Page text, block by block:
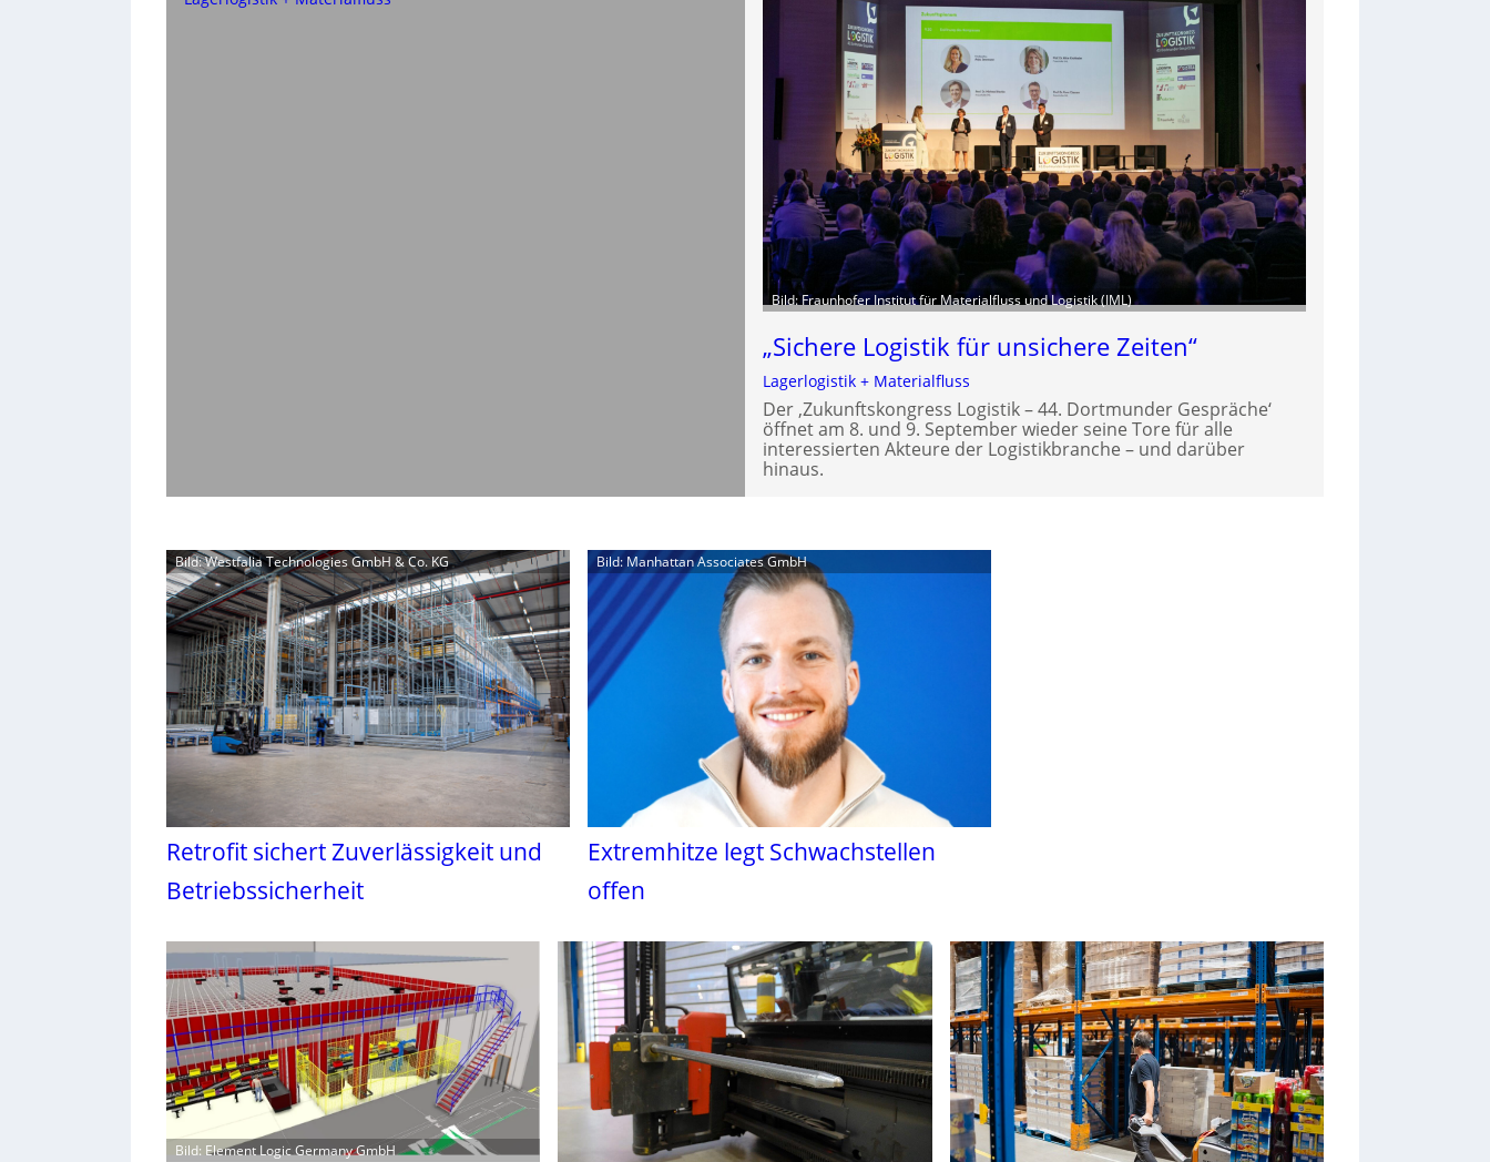
Bild: Fraunhofer Institut für Materialfluss und Logistik (IML)
„Sichere Logistik für unsichere Zeiten“
Lagerlogistik + Materialfluss
Der ‚Zukunftskongress Logistik – 44. Dortmunder Gespräche‘
öffnet am 8. und 9. September wieder seine Tore für alle
interessierten Akteure der Logistikbranche – und darüber
hinaus.
Bild: Westfalia Technologies GmbH & Co. KG
Retrofit sichert Zuverlässigkeit und
Betriebssicherheit
Bild: Manhattan Associates GmbH
Extremhitze legt Schwachstellen
offen
Bild: Element Logic Germany GmbH